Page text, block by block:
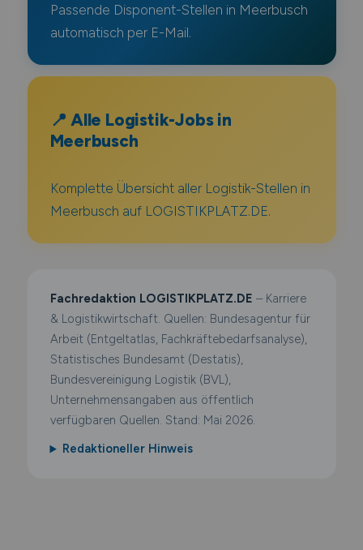
Passende Disponent-Stellen in Meerbusch
automatisch per E-Mail.
📍 Alle Logistik-Jobs in
Meerbusch
Komplette Übersicht aller Logistik-Stellen in
Meerbusch auf LOGISTIKPLATZ.DE.
Fachredaktion LOGISTIKPLATZ.DE – Karriere
& Logistikwirtschaft. Quellen: Bundesagentur für
Arbeit (Entgeltatlas, Fachkräftebedarfsanalyse),
Statistisches Bundesamt (Destatis),
Bundesvereinigung Logistik (BVL),
Unternehmensangaben aus öffentlich
verfügbaren Quellen. Stand: Mai 2026.
Redaktioneller Hinweis